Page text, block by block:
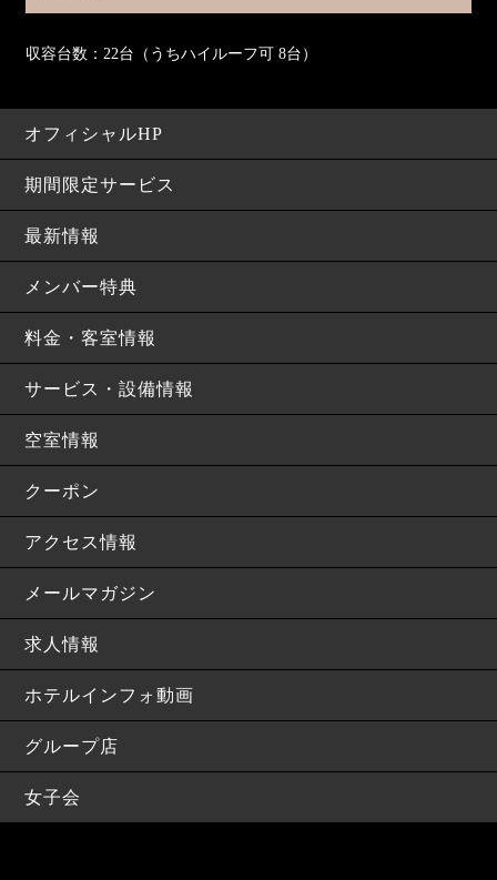
収容台数：22台（うちハイルーフ可 8台）
オフィシャルHP
期間限定サービス
最新情報
メンバー特典
料金・客室情報
サービス・設備情報
空室情報
クーポン
アクセス情報
メールマガジン
求人情報
ホテルインフォ動画
グループ店
女子会